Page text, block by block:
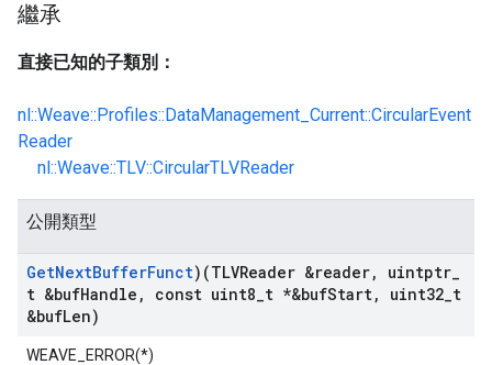
繼承
直接已知的子類別：
nl::Weave::Profiles::DataManagement_Current::CircularEvent
Reader
nl::Weave::TLV::CircularTLVReader
公開類型
GetNextBufferFunct)(TLVReader &reader, uintptr
t &bufHandle , const uint8 t *&bufStart, uint32 t
&bufLen)
WEAVE_ERROR(*)